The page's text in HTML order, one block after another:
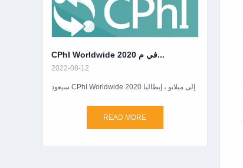
CPhI Worldwide 2020 في م...
2022-08-12
سيعود CPhI Worldwide 2020 إلى ميلانو ، إيطاليا
READ MORE